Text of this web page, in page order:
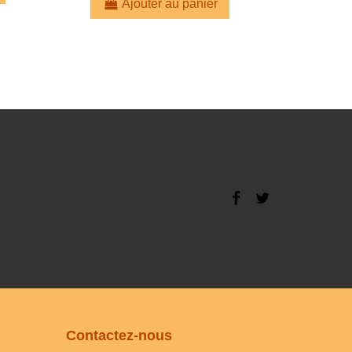
Ajouter au panier
Contactez-nous